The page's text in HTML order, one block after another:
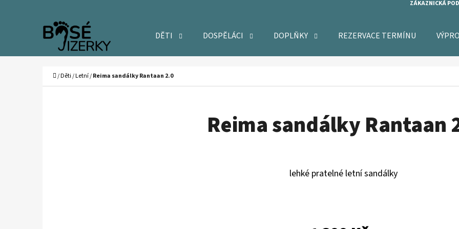
ZÁKAZNICKÁ
DĚTI DOSPĚLÁCI DOPLŇKY REZERVACE TERMÍNU
Domů
/Děti/Letní/Reima sandálky Rantaan 2.0
Reima sandálky Rantaan
lehké pratelné letní sandálky
Í
Zpět
do
obchodu
Zpět
do
obchodu